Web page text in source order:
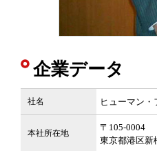
企業データ
社名 ヒューマン
本社所在地
〒105-0004
東京都港区新